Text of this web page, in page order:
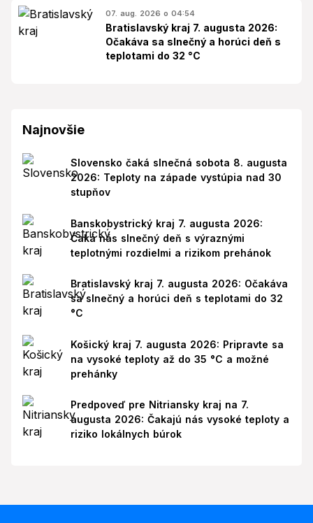
07. aug. 2026 o 04:54
Bratislavský kraj 7. augusta 2026:
Očakáva sa slnečný a horúci deň s
teplotami do 32 °C
Najnovšie
Slovensko čaká slnečná sobota 8. augusta
2026: Teploty na západe vystúpia nad 30
stupňov
Banskobystrický kraj 7. augusta 2026:
Čaká nás slnečný deň s výraznými
teplotnými rozdielmi a rizikom prehánok
Bratislavský kraj 7. augusta 2026: Očakáva
sa slnečný a horúci deň s teplotami do 32
°C
Košický kraj 7. augusta 2026: Pripravte sa
na vysoké teploty až do 35 °C a možné
prehánky
Predpoveď pre Nitriansky kraj na 7.
augusta 2026: Čakajú nás vysoké teploty a
riziko lokálnych búrok